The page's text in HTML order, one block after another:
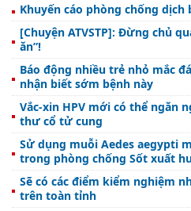
Khuyến cáo phòng chống dịch
[Chuyện ATVSTP]: Đừng chủ
ăn”!
Báo động nhiều trẻ nhỏ mắc
nhận biết sớm bệnh này
Vắc-xin HPV mới có thể ngăn
thư cổ tử cung
Sử dụng muỗi Aedes aegypti
trong phòng chống Sốt xuất
nhiều triển vọng
Sẽ có các điểm kiểm nghiệm
trên toàn tỉnh